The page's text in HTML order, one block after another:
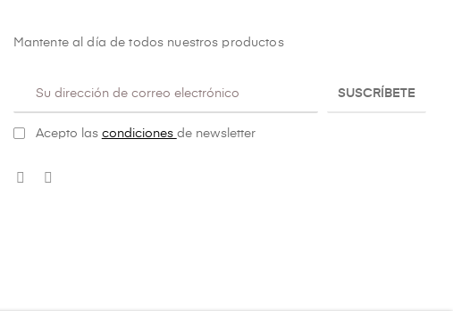
Mantente al día de todos nuestros productos
SUSCRÍBETE
Acepto las condiciones de newsletter